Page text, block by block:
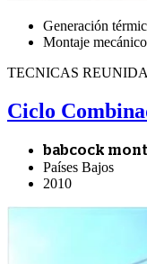
Generación
Montaje mecánico
TECNICAS
Ciclo
babcock
Países Bajos
2010